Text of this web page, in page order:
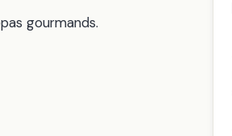
gourmands.